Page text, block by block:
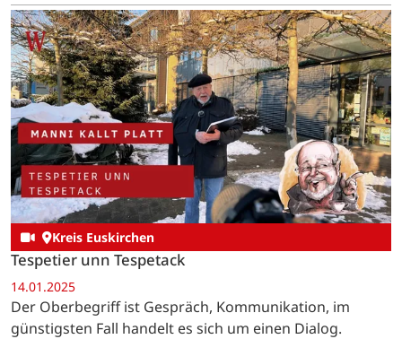
Kreis Euskirchen
Tespetier unn Tespetack
14.01.2025
Der Oberbegriff ist Gespräch, Kommunikation, im
günstigsten Fall handelt es sich um einen Dialog.